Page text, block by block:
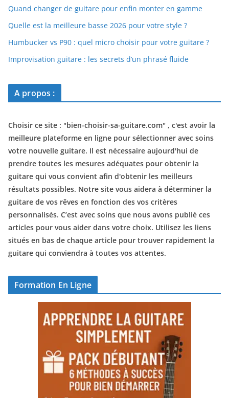
Quand changer de guitare pour enfin monter en gamme
Quelle est la meilleure basse 2026 pour votre style ?
Humbucker vs P90 : quel micro choisir pour votre guitare ?
Improvisation guitare : les secrets d’un phrasé fluide
A propos :
Choisir ce site : "bien-choisir-sa-guitare.com" , c'est avoir la
meilleure plateforme en ligne pour sélectionner avec soins
votre nouvelle guitare. Il est nécessaire aujourd'hui de
prendre toutes les mesures adéquates pour obtenir la
guitare qui vous convient afin d'obtenir les meilleurs
résultats possibles. Notre site vous aidera à déterminer la
guitare de vos rêves en fonction des vos critères
personnalisés. C’est avec soins que nous avons publié ces
articles pour vous aider dans votre choix. Utilisez les liens
situés en bas de chaque article pour trouver rapidement la
guitare qui conviendra à toutes vos attentes.
Formation En Ligne